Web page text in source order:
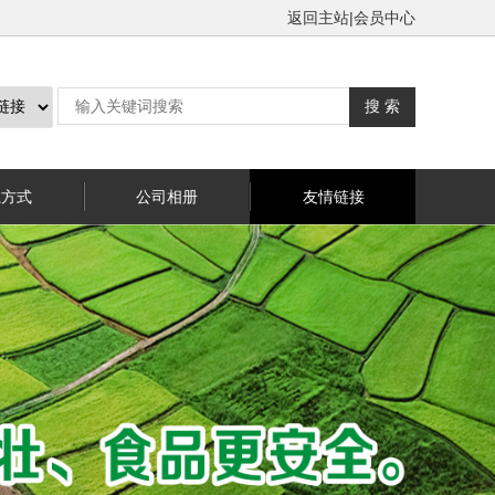
返回主站|会员中心
式 公司相册 友情链接